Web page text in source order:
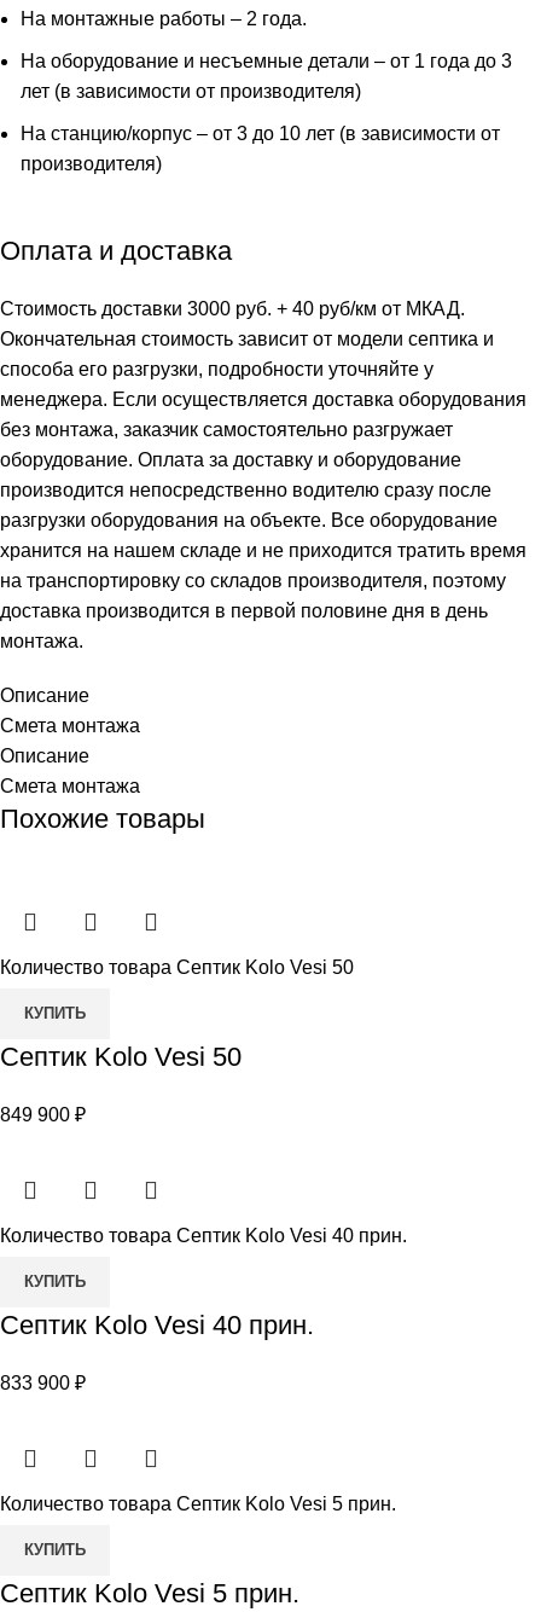
На монтажные работы – 2 года.
На оборудование и несъемные детали – от 1 года до 3
лет (в зависимости от производителя)
На станцию/корпус – от 3 до 10 лет (в зависимости от
производителя)
Оплата и доставка
Стоимость доставки 3000 руб. + 40 руб/км от МКАД.
Окончательная стоимость зависит от модели септика и
способа его разгрузки, подробности уточняйте у
менеджера. Если осуществляется доставка оборудования
без монтажа, заказчик самостоятельно разгружает
оборудование. Оплата за доставку и оборудование
производится непосредственно водителю сразу после
разгрузки оборудования на объекте. Все оборудование
хранится на нашем складе и не приходится тратить время
на транспортировку со складов производителя, поэтому
доставка производится в первой половине дня в день
монтажа.
Описание
Смета монтажа
Описание
Смета монтажа
Похожие товары
Количество товара Септик Kolo Vesi 50
КУПИТЬ
Септик Kolo Vesi 50
849 900 ₽
Количество товара Септик Kolo Vesi 40 прин.
КУПИТЬ
Септик Kolo Vesi 40 прин.
833 900 ₽
Количество товара Септик Kolo Vesi 5 прин.
КУПИТЬ
Септик Kolo Vesi 5 прин.